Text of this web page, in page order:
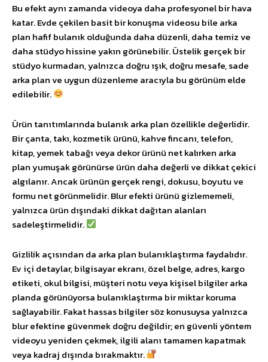
Bu efekt aynı zamanda videoya daha profesyonel bir hava
katar. Evde çekilen basit bir konuşma videosu bile arka
plan hafif bulanık olduğunda daha düzenli, daha temiz ve
daha stüdyo hissine yakın görünebilir. Üstelik gerçek bir
stüdyo kurmadan, yalnızca doğru ışık, doğru mesafe, sade
arka plan ve uygun düzenleme aracıyla bu görünüm elde
edilebilir.
Ürün tanıtımlarında bulanık arka plan özellikle değerlidir.
Bir çanta, takı, kozmetik ürünü, kahve fincanı, telefon,
kitap, yemek tabağı veya dekor ürünü net kalırken arka
plan yumuşak görünürse ürün daha değerli ve dikkat çekici
algılanır. Ancak ürünün gerçek rengi, dokusu, boyutu ve
formu net görünmelidir. Blur efekti ürünü gizlememeli,
yalnızca ürün dışındaki dikkat dağıtan alanları
sadeleştirmelidir.
Gizlilik açısından da arka plan bulanıklaştırma faydalıdır.
Ev içi detaylar, bilgisayar ekranı, özel belge, adres, kargo
etiketi, okul bilgisi, müşteri notu veya kişisel bilgiler arka
planda görünüyorsa bulanıklaştırma bir miktar koruma
sağlayabilir. Fakat hassas bilgiler söz konusuysa yalnızca
blur efektine güvenmek doğru değildir; en güvenli yöntem
videoyu yeniden çekmek, ilgili alanı tamamen kapatmak
veya kadraj dışında bırakmaktır.